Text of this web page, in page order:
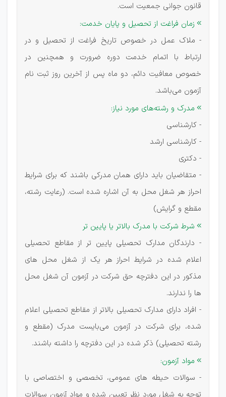
قانون جوانی جمعیت است.
 زمان فراغت از تحصیل و پایان خدمت:
- ملاک عمل در خصوص تاریخ فراغت از تحصیل و در
ارتباط با اتمام خدمت دوره ضرورت و همچنین در
خصوص معافیت دائم، دو ماه پس از آخرین روز ثبت نام
آزمون می‌باشد.
 مدرک و رشته‌های مورد نیاز:
- کارشناسی
- کارشناسی ارشد
- دکتری
- متقاضیان باید دارای همان مدرکی باشند که برای شرایط
احراز هر شغل محل به آن اشاره شده است. (رعایت رشته،
مقطع و گرایش)
 شرط شرکت با مدرک بالاتر یا پایین تر
- دارندگان مدارک تحصیلی پایین تر از مقاطع تحصیلی
اعلام شده در شرایط احراز هر یک از شغل محل های
مذکور در این دفترچه حق شرکت در آزمون آن شغل محل
ها را ندارند.
- افراد دارای مدارک تحصیلی بالاتر از مقاطع تحصیلی اعلام
شده، برای شرکت در آزمون می‌بایست مدرک (مقطع و
رشته تحصیلی) ذکر شده در این دفترچه را داشته باشند.
 مواد آزمون:
- سوالات حیطه های عمومی، تخصصی و اختصاصی با